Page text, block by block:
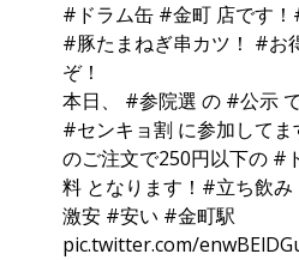
#ドラム缶 #金町店です！
#豚たまねぎ串カツ ！ #お
ぞ！
本日、 #参院選 の #公示
#センキョ割 に参加して
のご注文で250円以下の #
料となります！ #立ち飲み
激安 #安い #金町駅
pic.twitter.com/